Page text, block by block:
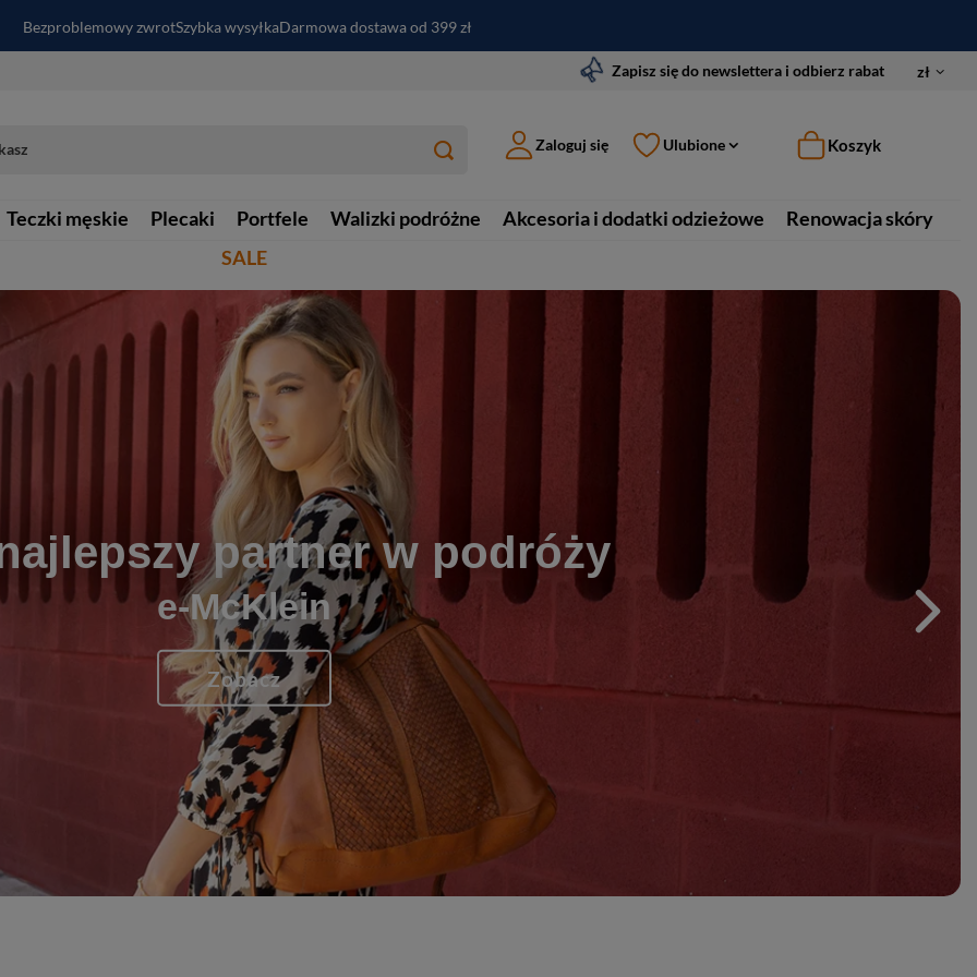
PayPo - kup i zapłać za30dniZapisz się do newslettera i odbierz RABAT
Zapisz się do newslettera i odbierz rabat zł
Zaloguj się Ulubione Koszyk
Teczki męskie Plecaki Portfele Walizki podróżne Akcesoria i dodatki odzieżowe
Renowacja skóry
SALE
partner w podróży
e-McKlein
Zobacz